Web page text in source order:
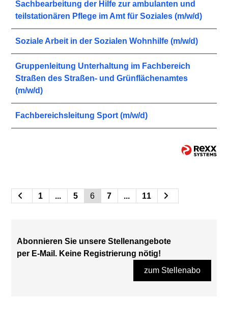
Sachbearbeitung der Hilfe zur ambulanten und
teilstationären Pflege im Amt für Soziales (m/w/d)
Soziale Arbeit in der Sozialen Wohnhilfe (m/w/d)
Gruppenleitung Unterhaltung im Fachbereich
Straßen des Straßen- und Grünflächenamtes
(m/w/d)
Fachbereichsleitung Sport (m/w/d)
1 ... 5 6 7 ... 11
Abonnieren Sie unsere Stellenangebote
per E-Mail. Keine Registrierung nötig!
zum Stellenabo